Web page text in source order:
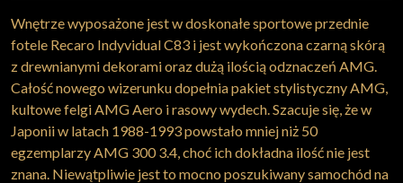
Wnętrze wyposażone jest w doskonałe sportowe przednie
fotele Recaro Indyvidual C83 i jest wykończona czarną skórą
z drewnianymi dekorami oraz dużą ilością odznaczeń AMG.
Całość nowego wizerunku dopełnia pakiet stylistyczny AMG,
kultowe felgi AMG Aero i rasowy wydech. Szacuje się, że w
Japonii w latach 1988-1993 powstało mniej niż 50
egzemplarzy AMG 300 3.4, choć ich dokładna ilość nie jest
znana. Niewątpliwie jest to mocno poszukiwany samochód na